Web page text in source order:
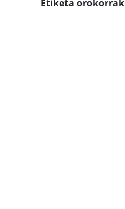
Etiketa orokorrak